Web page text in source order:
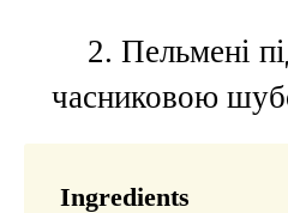
2. Пельмені
часниковою
Ingredients